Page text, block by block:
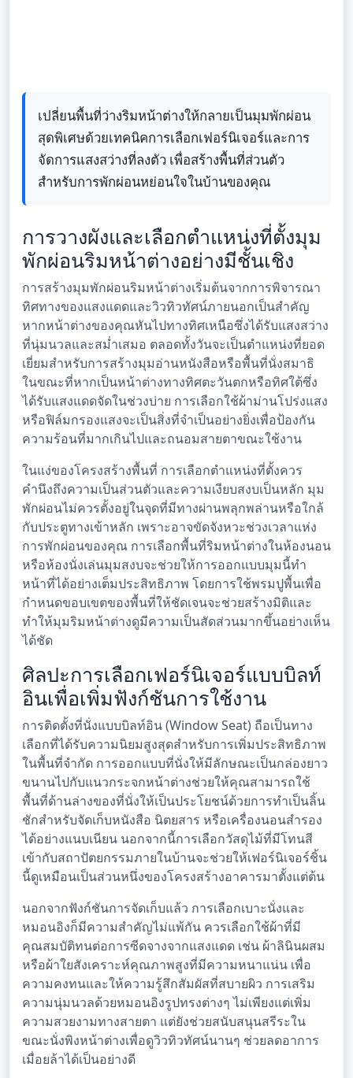
เปลี่ยนพื้นที่ว่างริมหน้าต่างให้กลายเป็นมุมพักผ่อน
สุดพิเศษด้วยเทคนิคการเลือกเฟอร์นิเจอร์และการ
จัดการแสงสว่างที่ลงตัว เพื่อสร้างพื้นที่ส่วนตัว
สำหรับการพักผ่อนหย่อนใจในบ้านของคุณ
การวางผังและเลือกตำแหน่งที่ตั้งมุม
พักผ่อนริมหน้าต่างอย่างมีชั้นเชิง
การสร้างมุมพักผ่อนริมหน้าต่างเริ่มต้นจากการพิจารณา
ทิศทางของแสงแดดและวิวทิวทัศน์ภายนอกเป็นสำคัญ
หากหน้าต่างของคุณหันไปทางทิศเหนือซึ่งได้รับแสงสว่าง
ที่นุ่มนวลและสม่ำเสมอ ตลอดทั้งวันจะเป็นตำแหน่งที่ยอด
เยี่ยมสำหรับการสร้างมุมอ่านหนังสือหรือพื้นที่นั่งสมาธิ
ในขณะที่หากเป็นหน้าต่างทางทิศตะวันตกหรือทิศใต้ซึ่ง
ได้รับแสงแดดจัดในช่วงบ่าย การเลือกใช้ผ้าม่านโปร่งแสง
หรือฟิล์มกรองแสงจะเป็นสิ่งที่จำเป็นอย่างยิ่งเพื่อป้องกัน
ความร้อนที่มากเกินไปและถนอมสายตาขณะใช้งาน
ในแง่ของโครงสร้างพื้นที่ การเลือกตำแหน่งที่ตั้งควร
คำนึงถึงความเป็นส่วนตัวและความเงียบสงบเป็นหลัก มุม
พักผ่อนไม่ควรตั้งอยู่ในจุดที่มีทางผ่านพลุกพล่านหรือใกล้
กับประตูทางเข้าหลัก เพราะอาจขัดจังหวะช่วงเวลาแห่ง
การพักผ่อนของคุณ การเลือกพื้นที่ริมหน้าต่างในห้องนอน
หรือห้องนั่งเล่นมุมสงบจะช่วยให้การออกแบบมุมนี้ทำ
หน้าที่ได้อย่างเต็มประสิทธิภาพ โดยการใช้พรมปูพื้นเพื่อ
กำหนดขอบเขตของพื้นที่ให้ชัดเจนจะช่วยสร้างมิติและ
ทำให้มุมริมหน้าต่างดูมีความเป็นสัดส่วนมากขึ้นอย่างเห็น
ได้ชัด
ศิลปะการเลือกเฟอร์นิเจอร์แบบบิลท์
อินเพื่อเพิ่มฟังก์ชันการใช้งาน
การติดตั้งที่นั่งแบบบิลท์อิน (Window Seat) ถือเป็นทาง
เลือกที่ได้รับความนิยมสูงสุดสำหรับการเพิ่มประสิทธิภาพ
ในพื้นที่จำกัด การออกแบบที่นั่งให้มีลักษณะเป็นกล่องยาว
ขนานไปกับแนวกระจกหน้าต่างช่วยให้คุณสามารถใช้
พื้นที่ด้านล่างของที่นั่งให้เป็นประโยชน์ด้วยการทำเป็นลิ้น
ชักสำหรับจัดเก็บหนังสือ นิตยสาร หรือเครื่องนอนสำรอง
ได้อย่างแนบเนียน นอกจากนี้การเลือกวัสดุไม้ที่มีโทนสี
เข้ากับสถาปัตยกรรมภายในบ้านจะช่วยให้เฟอร์นิเจอร์ชิ้น
นี้ดูเหมือนเป็นส่วนหนึ่งของโครงสร้างอาคารมาตั้งแต่ต้น
นอกจากฟังก์ชันการจัดเก็บแล้ว การเลือกเบาะนั่งและ
หมอนอิงก็มีความสำคัญไม่แพ้กัน ควรเลือกใช้ผ้าที่มี
คุณสมบัติทนต่อการซีดจางจากแสงแดด เช่น ผ้าลินินผสม
หรือผ้าใยสังเคราะห์คุณภาพสูงที่มีความหนาแน่น เพื่อ
ความคงทนและให้ความรู้สึกสัมผัสที่สบายผิว การเสริม
ความนุ่มนวลด้วยหมอนอิงรูปทรงต่างๆ ไม่เพียงแต่เพิ่ม
ความสวยงามทางสายตา แต่ยังช่วยสนับสนุนสรีระใน
ขณะนั่งพิงหน้าต่างเพื่อดูวิวทิวทัศน์นานๆ ช่วยลดอาการ
เมื่อยล้าได้เป็นอย่างดี